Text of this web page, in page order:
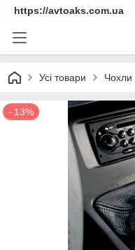
https://avtoaks.com.ua
Усі товари
–13%